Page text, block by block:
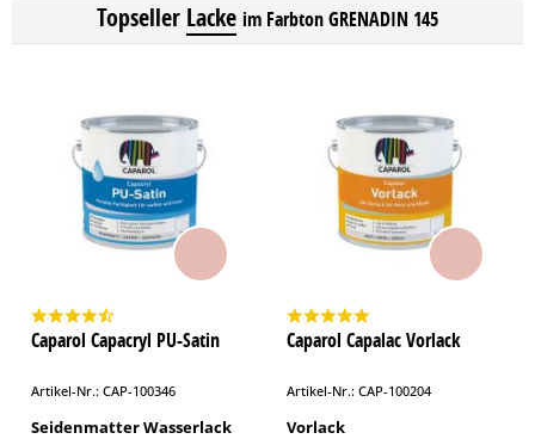
Topseller Lacke im Farbton GRENADIN 145
Caparol Capacryl PU-Satin
Artikel-Nr.: CAP-100346
Seidenmatter Wasserlack
Caparol Capalac Vorlack
Artikel-Nr.: CAP-100204
Vorlack